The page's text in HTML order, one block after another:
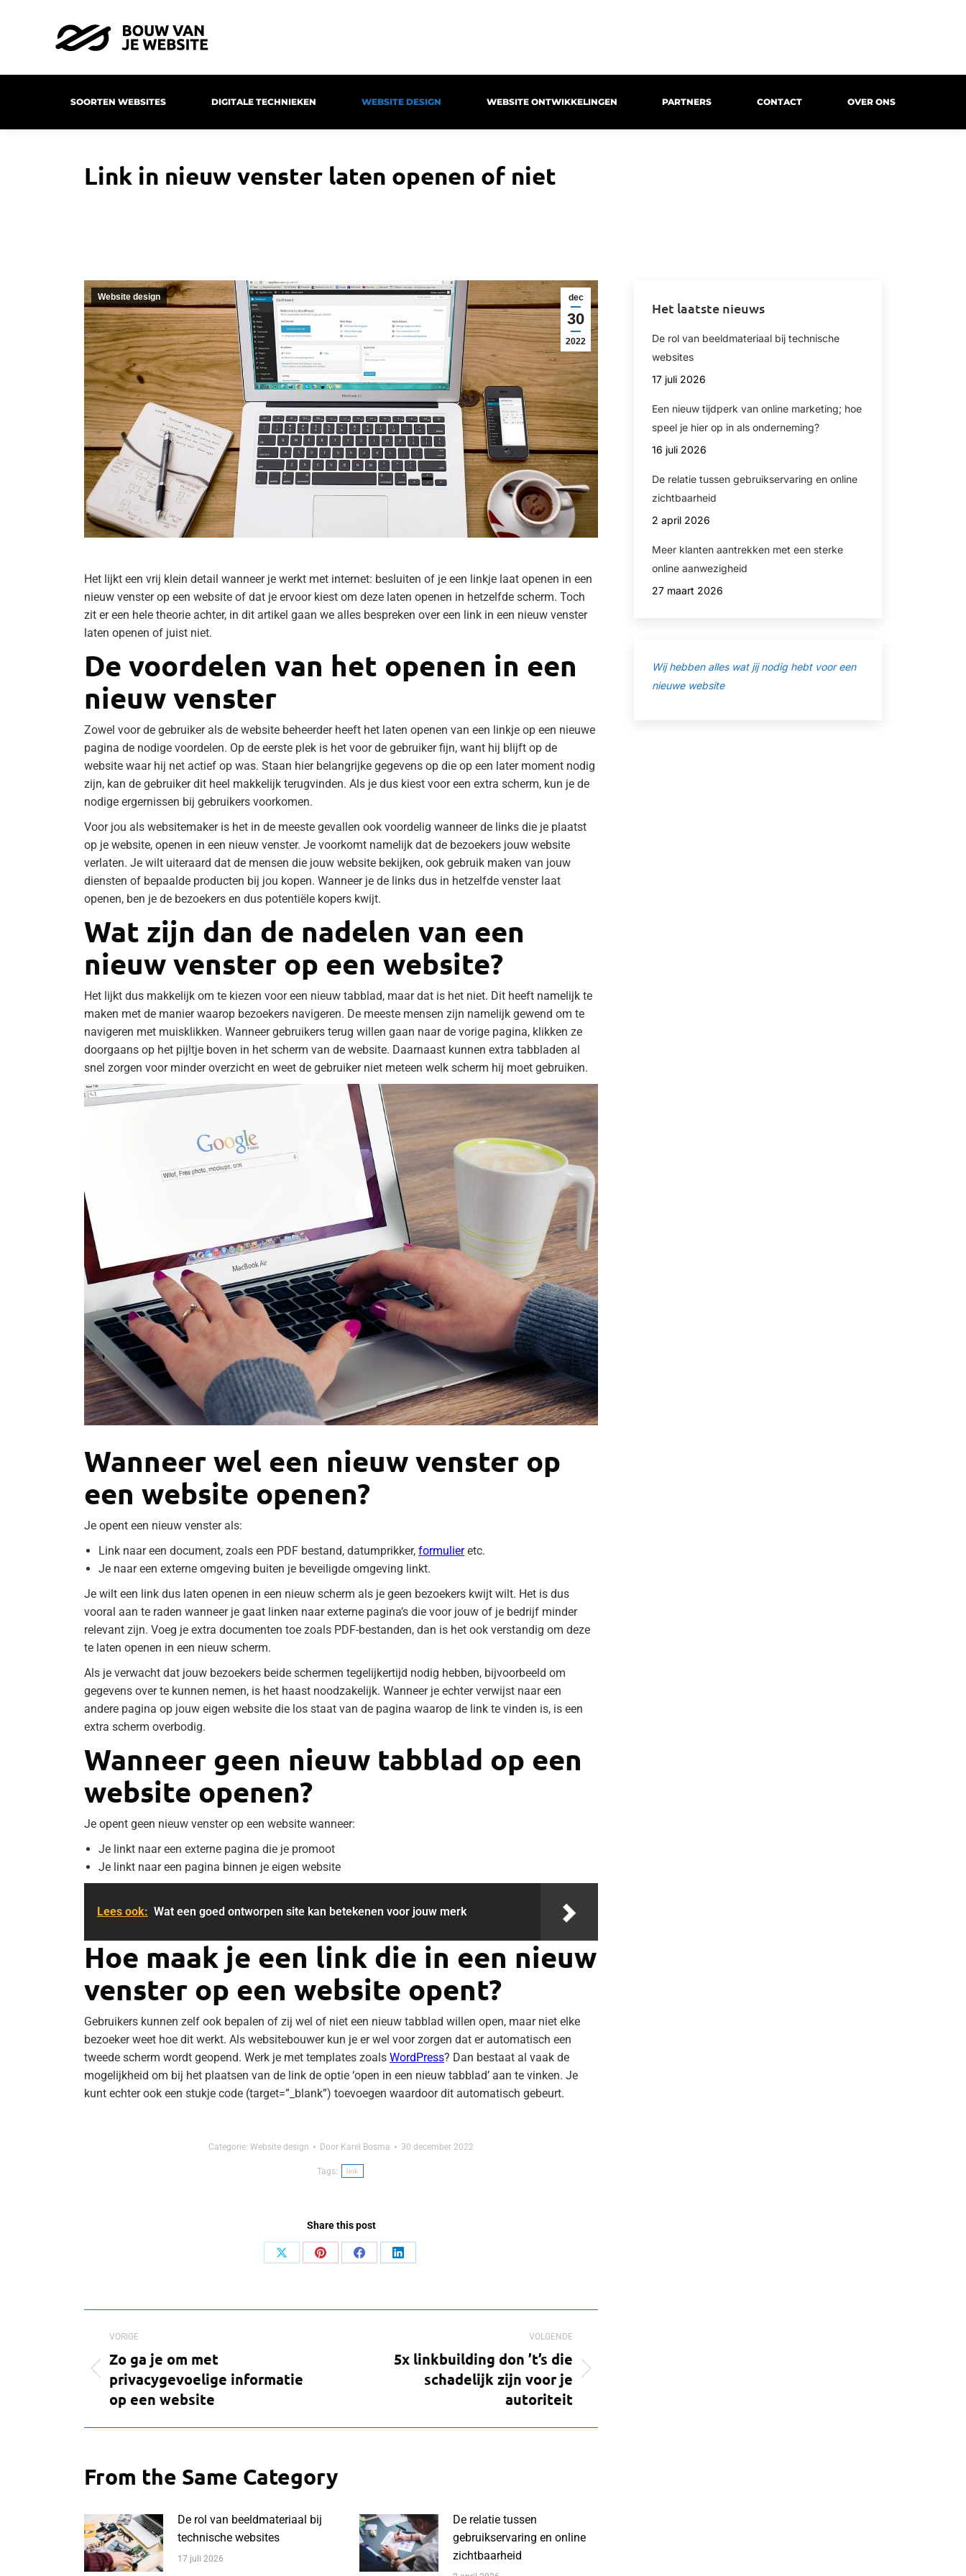
SOORTEN WEBSITES DIGITALE TECHNIEKEN WEBSITE DESIGN WEBSITE ONTWIKKELINGEN PARTNERS CONTACT OVER ONS
Link in nieuw venster laten openen of niet
dec
30
2022
Website design
Het lijkt een vrij klein detail wanneer je werkt met internet: besluiten of je een linkje laat openen in een
nieuw venster op een website of dat je ervoor kiest om deze laten openen in hetzelfde scherm. Toch
zit er een hele theorie achter, in dit artikel gaan we alles bespreken over een link in een nieuw venster
laten openen of juist niet.
De voordelen van het openen in een
nieuw venster
Zowel voor de gebruiker als de website beheerder heeft het laten openen van een linkje op een nieuwe
pagina de nodige voordelen. Op de eerste plek is het voor de gebruiker fijn, want hij blijft op de
website waar hij net actief op was. Staan hier belangrijke gegevens op die op een later moment nodig
zijn, kan de gebruiker dit heel makkelijk terugvinden. Als je dus kiest voor een extra scherm, kun je de
nodige ergernissen bij gebruikers voorkomen.
Voor jou als websitemaker is het in de meeste gevallen ook voordelig wanneer de links die je plaatst
op je website, openen in een nieuw venster. Je voorkomt namelijk dat de bezoekers jouw website
verlaten. Je wilt uiteraard dat de mensen die jouw website bekijken, ook gebruik maken van jouw
diensten of bepaalde producten bij jou kopen. Wanneer je de links dus in hetzelfde venster laat
openen, ben je de bezoekers en dus potentiële kopers kwijt.
Wat zijn dan de nadelen van een
nieuw venster op een website?
Het lijkt dus makkelijk om te kiezen voor een nieuw tabblad, maar dat is het niet. Dit heeft namelijk te
maken met de manier waarop bezoekers navigeren. De meeste mensen zijn namelijk gewend om te
navigeren met muisklikken. Wanneer gebruikers terug willen gaan naar de vorige pagina, klikken ze
doorgaans op het pijltje boven in het scherm van de website. Daarnaast kunnen extra tabbladen al
snel zorgen voor minder overzicht en weet de gebruiker niet meteen welk scherm hij moet gebruiken.
Wanneer wel een nieuw venster op
een website openen?
Je opent een nieuw venster als:
Link naar een document, zoals een PDF bestand, datumprikker, formulieretc.
Je naar een externe omgeving buiten je beveiligde omgeving linkt.
Je wilt een link dus laten openen in een nieuw scherm als je geen bezoekers kwijt wilt. Het is dus
vooral aan te raden wanneer je gaat linken naar externe pagina’s die voor jouw of je bedrijf minder
relevant zijn. Voeg je extra documenten toe zoals PDF-bestanden, dan is het ook verstandig om deze
te laten openen in een nieuw scherm.
Als je verwacht dat jouw bezoekers beide schermen tegelijkertijd nodig hebben, bijvoorbeeld om
gegevens over te kunnen nemen, is het haast noodzakelijk. Wanneer je echter verwijst naar een
andere pagina op jouw eigen website die los staat van de pagina waarop de link te vinden is, is een
extra scherm overbodig.
Wanneer geen nieuw tabblad op een
website openen?
Je opent geen nieuw venster op een website wanneer:
Je linkt naar een externe pagina die je promoot
Je linkt naar een pagina binnen je eigen website
Lees ook: Wat een goed ontworpen site kan betekenen voor jouw merk
Hoe maak je een link die in een nieuw
venster op een website opent?
Gebruikers kunnen zelf ook bepalen of zij wel of niet een nieuw tabblad willen open, maar niet elke
bezoeker weet hoe dit werkt. Als websitebouwer kun je er wel voor zorgen dat er automatisch een
tweede scherm wordt geopend. Werk je met templates zoals WordPress? Dan bestaat al vaak de
mogelijkheid om bij het plaatsen van de link de optie ‘open in een nieuw tabblad’ aan te vinken. Je
kunt echter ook een stukje code (target=”_blank”) toevoegen waardoor dit automatisch gebeurt.
Categorie: Website design Door Karel Bosma 30 december 2022
Tags: link
Share this post
Deel
Deel
Deel
Deel
Bericht
navigatie
VORIGE
Vorig
bericht
Zo ga je om met
privacygevoelige informatie
op een website
VOLGENDE
5x linkbuilding don ’t’s die
schadelijk zijn voor je
autoriteit
From the Same Category
De rol van beeldmateriaal bij
technische websites
17 juli 2026
De relatie tussen
gebruikservaring en online
zichtbaarheid
Het laatste nieuws
De rol van beeldmateriaal bij technische
websites
17 juli 2026
Een nieuw tijdperk van online marketing; hoe
speel je hier op in als onderneming?
16 juli 2026
De relatie tussen gebruikservaring en online
zichtbaarheid
2 april 2026
Meer klanten aantrekken met een sterke
online aanwezigheid
27 maart 2026
Wij hebben alles wat jij nodig hebt voor een
nieuwe website